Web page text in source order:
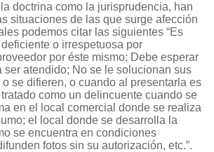
doctrina como la jurisprudencia, han
situaciones de las que surge afección
podemos citar las siguientes “Es
o irrespetuosa por
por éste mismo; Debe esperar
ser atendido; No se le solucionan sus
se difieren, o cuando al presentarla es
como un delincuente cuando se
en el local comercial donde se realiza
el local donde se desarrolla la
se encuentra en condiciones
fotos sin su autorización, etc.”.